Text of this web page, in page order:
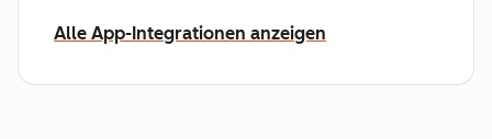
Alle App-Integrationen anzeigen